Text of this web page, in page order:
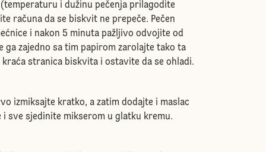
i dužinu pečenja prilagodite
računa da se biskvit ne prepeče. Pečen
i nakon 5 minuta pažljivo odvojite od
ga zajedno sa tim papirom zarolajte tako ta
kraća stranica biskvita i ostavite da se ohladi.
izmiksajte kratko, a zatim dodajte i maslac
sve sjedinite mikserom u glatku kremu.